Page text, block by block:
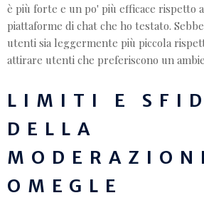
è più forte e un po' più efficace rispetto
piattaforme di chat che ho testato.
utenti sia leggermente più piccola
attirare utenti che preferiscono un
LIMITI E
DELLA
OMEGLE